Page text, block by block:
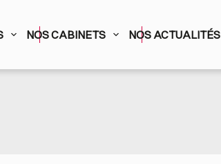
NOS CABINETS NOS ACTUALITÉS